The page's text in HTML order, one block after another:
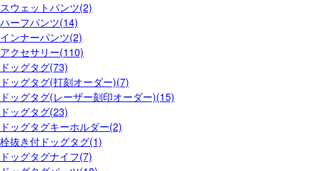
スウェットパンツ(2)
ハーフパンツ(14)
インナーパンツ(2)
アクセサリー(110)
ドッグタグ(73)
ドッグタグ(打刻オーダー)(7)
ドッグタグ(レーザー刻印オーダー)(15)
ドッグタグ(23)
ドッグタグキーホルダー(2)
栓抜き付ドッグタグ(1)
ドッグタグナイフ(7)